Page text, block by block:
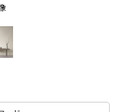
ジネスのお客様）